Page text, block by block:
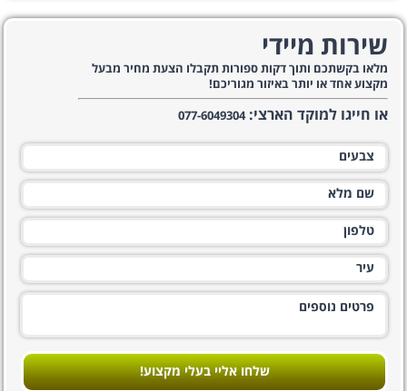
שירות מיידי
מלאו בקשתכם ותוך דקות ספורות תקבלו הצעת מחיר מבעל
מקצוע אחד או יותר באיזור מגוריכם!
או חייגו למוקד הארצי: 077-6049304
שלחו אליי בעלי מקצוע!